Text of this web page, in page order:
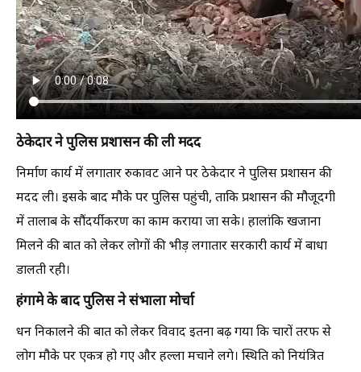
ठेकेदार ने पुलिस प्रशासन की ली मदद
निर्माण कार्य में लगातार रुकावट आने पर ठेकेदार ने पुलिस प्रशासन की
मदद ली। इसके बाद मौके पर पुलिस पहुंची, ताकि प्रशासन की मौजूदगी
में तालाब के सौंदर्यीकरण का काम कराया जा सके। हालांकि खजाना
मिलने की बात को लेकर लोगों की भीड़ लगातार सरकारी कार्य में बाधा
डालती रही।
हंगामे के बाद पुलिस ने संभाला मोर्चा
धन निकालने की बात को लेकर विवाद इतना बढ़ गया कि चारों तरफ से
लोग मौके पर एकत्र हो गए और हल्ला मचाने लगे। स्थिति को नियंत्रित